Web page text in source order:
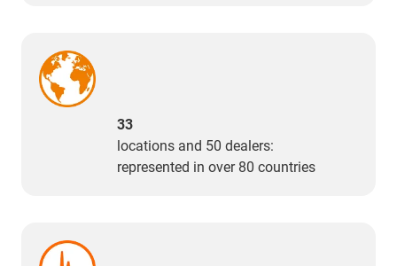
33
locations and 50 dealers:
represented in over 80 countries